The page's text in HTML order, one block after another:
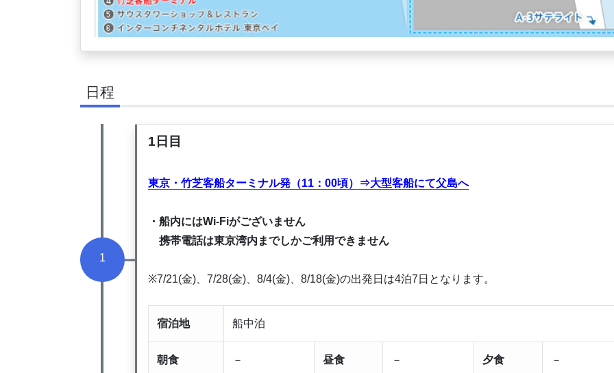
日程
1
1日目
東京・竹芝客船ターミナル発（11：00頃）⇒大型客船にて父島へ
・船内にはWi-Fiがございません
携帯電話は東京湾内までしかご利用できません
※7/21(金)、7/28(金)、8/4(金)、8/18(金)の出発日は4泊7日となります。
宿泊地 船中泊
朝食 － 昼食 － 夕食 －